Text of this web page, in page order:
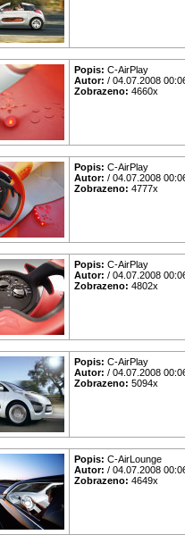
Popis: C-AirPlay
Autor: / 04.07.2008
Zobrazeno: 4660x
Popis: C-AirPlay
Autor: / 04.07.2008
Zobrazeno: 4777x
Popis: C-AirPlay
Autor: / 04.07.2008
Zobrazeno: 4802x
Popis: C-AirPlay
Autor: / 04.07.2008
Zobrazeno: 5094x
Popis: C-AirLounge
Autor: / 04.07.2008
Zobrazeno: 4649x